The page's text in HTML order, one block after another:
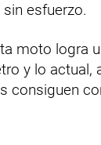
esfuerzo.
moto logra
y lo actual,
consiguen